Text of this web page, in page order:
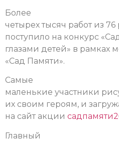
Более
четырех тысяч работ из
поступило на конкурс
глазами детей» в
«Сад Памяти».
Самые
маленькие участники
их своим героям, и
на сайт акции
Главный